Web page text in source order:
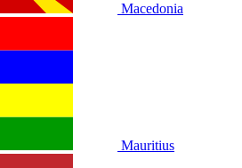
Macedonia
Mauritius